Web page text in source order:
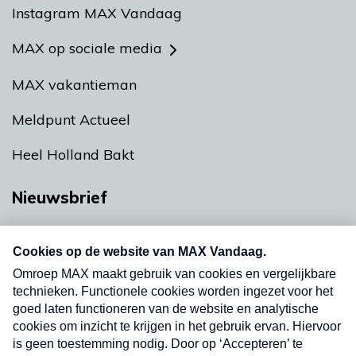
Instagram MAX Vandaag
MAX op sociale media
MAX vakantieman
Meldpunt Actueel
Heel Holland Bakt
Nieuwsbrief
nieuwsbrief. Elke vrijdag- en dinsdagochtend in
uw mailbox.
Verzend